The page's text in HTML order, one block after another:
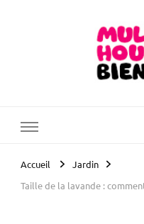
Accueil
Jardin
Taille de la lavande :